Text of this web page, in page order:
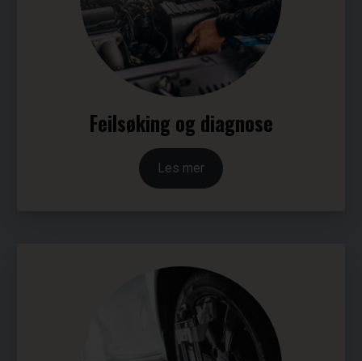
Feilsøking og diagnose
Les mer